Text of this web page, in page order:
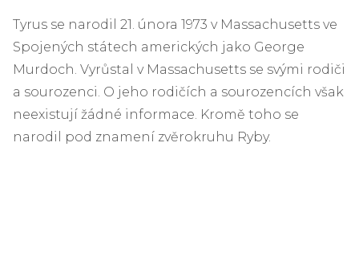
Tyrus se narodil 21. února 1973 v Massachusetts ve
Spojených státech amerických jako George
Murdoch. Vyrůstal v Massachusetts se svými rodiči
a sourozenci. O jeho rodičích a sourozencích však
neexistují žádné informace. Kromě toho se
narodil pod znamení zvěrokruhu Ryby.